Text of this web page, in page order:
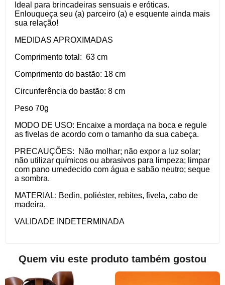
Ideal para brincadeiras sensuais e eróticas.
Enlouqueça seu (a) parceiro (a) e esquente ainda mais
sua relação!
MEDIDAS APROXIMADAS
Comprimento total: 63 cm
Comprimento do bastão: 18 cm
Circunferência do bastão: 8 cm
Peso 70g
MODO DE USO: Encaixe a mordaça na boca e regule
as fivelas de acordo com o tamanho da sua cabeça.
PRECAUÇÕES: Não molhar; não expor a luz solar;
não utilizar químicos ou abrasivos para limpeza; limpar
com pano umedecido com água e sabão neutro; seque
a sombra.
MATERIAL: Bedin, poliéster, rebites, fivela, cabo de
madeira.
VALIDADE INDETERMINADA
Quem viu este produto também gostou